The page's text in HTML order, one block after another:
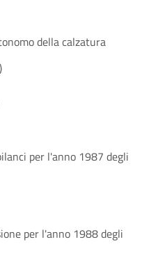
della calzatura
per l'anno 1987 degli
per l'anno 1988 degli